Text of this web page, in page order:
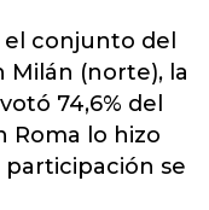
conjunto del
Milán (norte), la
74,6% del
Roma lo hizo
participación se